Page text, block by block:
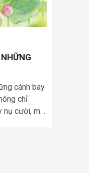
cánh bay
chỉ
nụ cười, mà